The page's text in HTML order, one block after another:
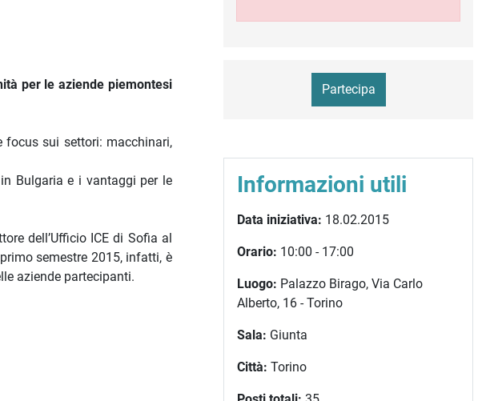
per le aziende piemontesi
focus sui settori: macchinari,
Bulgaria e i vantaggi per le
dell’Ufficio ICE di Sofia al
semestre 2015, infatti, è
aziende partecipanti.
Partecipa
Informazioni utili
Data iniziativa: 18.02.2015
Orario: 10:00 - 17:00
Luogo: Palazzo Birago, Via Carlo
Alberto, 16 - Torino
Sala: Giunta
Città: Torino